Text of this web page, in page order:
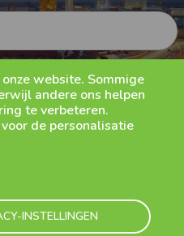
website. Sommige
andere ons helpen
te verbeteren.
de personalisatie
INSTELLINGEN
en ga akkoord met